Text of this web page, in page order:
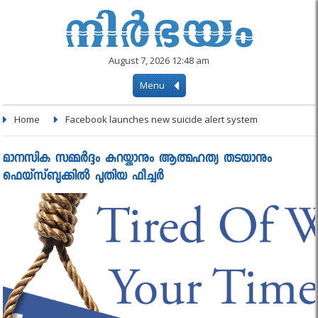
August 7, 2026 12:48 am
Menu
Home Facebook launches new suicide alert system
മാനസിക സമ്മര്‍ദ്ദം കുറയ്ക്കാനും ആത്മഹത്യ തടയാനും
ഫെയ്‌സ്ബുക്കില്‍ പുതിയ ഫീച്ചര്‍